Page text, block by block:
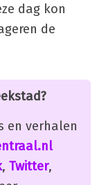
dag kon
de
en verhalen
, Twitter,